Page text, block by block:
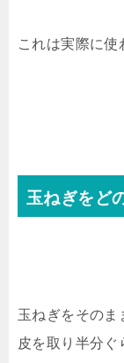
これは実際に使
玉ねぎをど
玉ねぎをそのま
皮を取り半分ぐ